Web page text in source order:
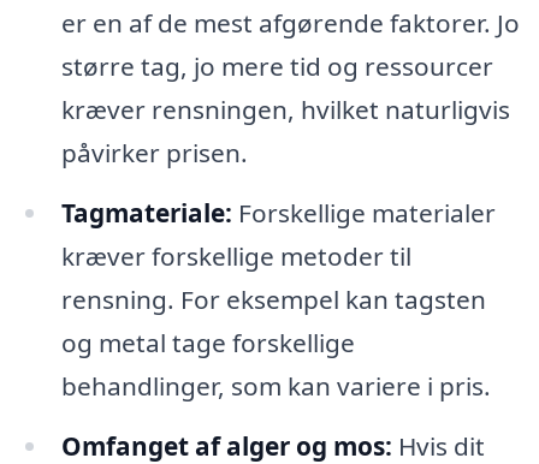
er en af de mest afgørende faktorer. Jo
større tag, jo mere tid og ressourcer
kræver rensningen, hvilket naturligvis
påvirker prisen.
Tagmateriale: Forskellige materialer
kræver forskellige metoder til
rensning. For eksempel kan tagsten
og metal tage forskellige
behandlinger, som kan variere i pris.
Omfanget af alger og mos: Hvis dit